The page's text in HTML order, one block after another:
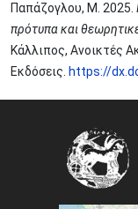
Παπάζογλου, Μ. 2025.
πρότυπα και
Κάλλιπος, Ανοικτές
Εκδόσεις. https://